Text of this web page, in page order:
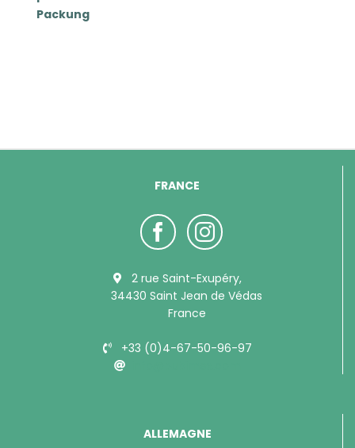
Packung
FRANCE
2 rue Saint-Exupéry,
34430 Saint Jean de Védas
France
+33 (0)4-67-50-96-97
ALLEMAGNE